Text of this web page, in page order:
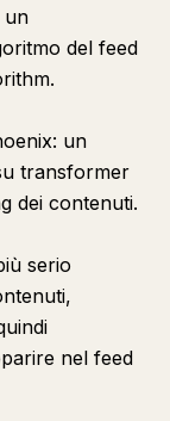
un
del feed
un
transformer
dei contenuti.
serio
nel feed